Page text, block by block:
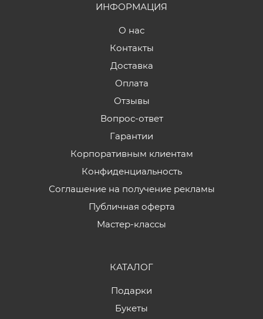
ИНФОРМАЦИЯ
О нас
Контакты
Доставка
Оплата
Отзывы
Вопрос-ответ
Гарантии
Корпоративным клиентам
Конфиденциальность
Соглашение на получение рекламы
Публичная оферта
Мастер-классы
КАТАЛОГ
Подарки
Букеты